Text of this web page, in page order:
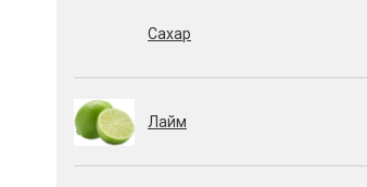
Сахар
Лайм